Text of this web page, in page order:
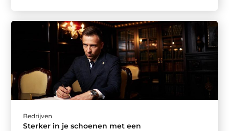
Bedrijven
Sterker in je schoenen met een